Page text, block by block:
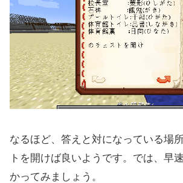
なるほど、答えと対になっている場
トを開けば良いようです。では、早
かってみましょう。